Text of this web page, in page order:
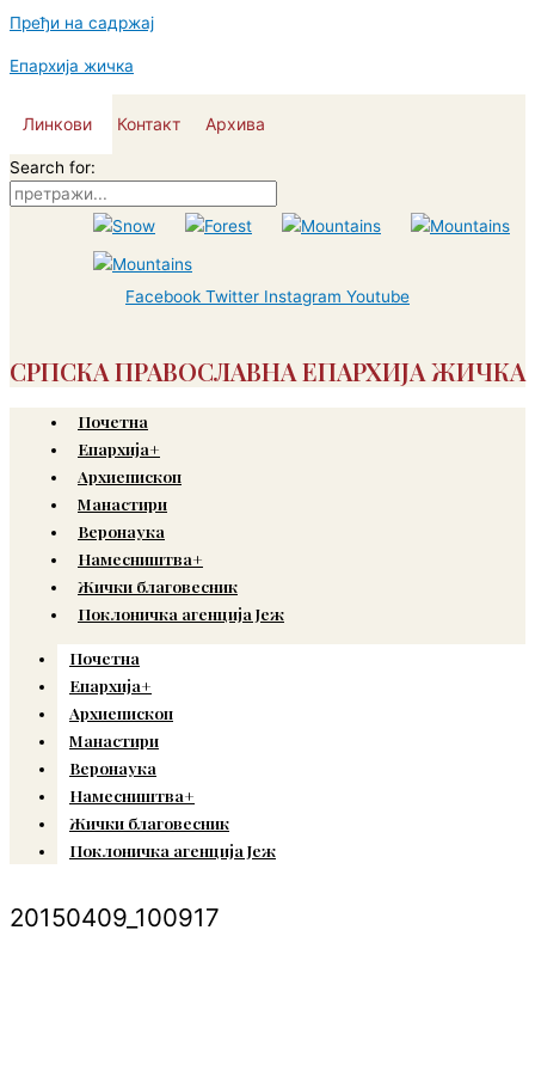
Пређи на садржај
Епархија жичка
Линкови Контакт Архива
Search for:
Facebook Twitter Instagram Youtube
СРПСКА ПРАВОСЛАВНА ЕПАРХИЈА ЖИЧКА
Почетна
Епархија+
Архиепископ
Манастири
Веронаука
Намесништва+
Жички благовесник
Поклоничка агенција Јеж
Почетна
Епархија+
Архиепископ
Манастири
Веронаука
Намесништва+
Жички благовесник
Поклоничка агенција Јеж
20150409_100917